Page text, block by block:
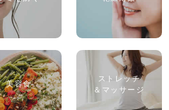
美容食
ストレッチ
＆マッサージ